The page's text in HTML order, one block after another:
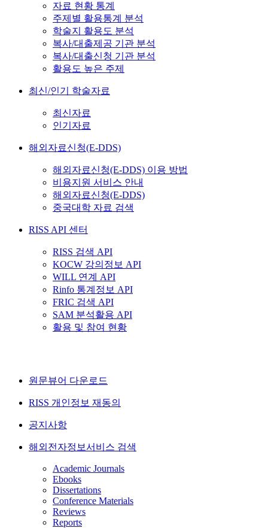
자료 현황 통계
주제별 활용통계 분석
학술지 활용도 분석
복사/대출제공 기관 분석
복사/대출신청 기관 분석
활용도 높은 주제
최신/인기 학술자료
최신자료
인기자료
해외자료신청(E-DDS)
해외자료신청(E-DDS) 이용 방법
비용지원 서비스 안내
해외자료신청(E-DDS)
중국대학 자료 검색
RISS API 센터
RISS 검색 API
KOCW 강의정보 API
WILL 연계 API
Rinfo 통계정보 API
FRIC 검색 API
SAM 분석활용 API
활용 및 참여 현황
원문뷰어 다운로드
RISS 개인정보 재동의
공지사항
해외전자정보서비스 검색
Academic Journals
Ebooks
Dissertations
Conference Materials
Reviews
Reports